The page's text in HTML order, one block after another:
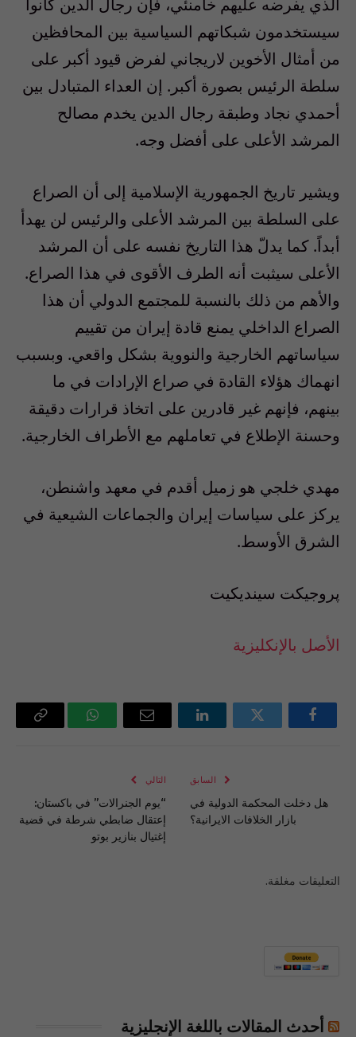
الذي يفرضه عليهم خامنئي، فإن رجال الدين كانوا
سيستخدمون شبكاتهم السياسية بين المحافظين
من أمثال الأخوين لاريجاني لفرض قيود أكبر على
سلطة الرئيس بصورة أكبر. إن العداء المتبادل بين
أحمدي نجاد وطبقة رجال الدين يخدم مصالح
المرشد الأعلى على أفضل وجه.
ويشير تاريخ الجمهورية الإسلامية إلى أن الصراع
على السلطة بين المرشد الأعلى والرئيس لن يهدأ
أبداً. كما يدلّ هذا التاريخ نفسه على أن المرشد
الأعلى سيثبت أنه الطرف الأقوى في هذا الصراع.
والأهم من ذلك بالنسبة للمجتمع الدولي أن هذا
الصراع الداخلي يمنع قادة إيران من تقييم
سياساتهم الخارجية والنووية بشكل واقعي. وبسبب
انهماك هؤلاء القادة في صراع الإرادات في ما
بينهم، فإنهم غير قادرين على اتخاذ قرارات دقيقة
وحسنة الإطلاع في تعاملهم مع الأطراف الخارجية.
مهدي خلجي هو زميل أقدم في معهد واشنطن،
يركز على سياسات إيران والجماعات الشيعية في
الشرق الأوسط.
پروجيكت سينديكيت
الأصل بالإنكليزية
فيسبوك تويتر لينكدإن
البريد
واتساب Copy
السابق
هل دخلت المحكمة الدولية في
بازار الخلافات الايرانية؟
التالي
“يوم الجنرالات” في باكستان:
إعتقال ضابطي شرطة في قضية
إغتيال بنازير بوتو
التعليقات مغلقة.
أحدث المقالات باللغة الإنجليزية